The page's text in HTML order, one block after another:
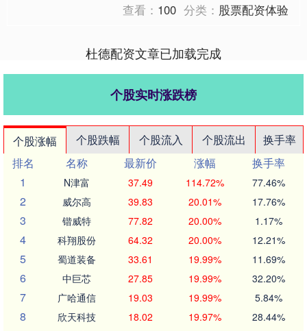
查看： 100 分类： 股票配资体验
杜德配资文章已加载完成
个股实时涨跌榜
个股涨幅 个股跌幅 个股流入 个股流出
换手率
排名
名称 最新价 涨幅
换手率
1
N津富 37.49 114.72% 77.46%
2 威尔高 39.83 20.01% 17.76%
3 锴威特 77.82 20.00% 1.17%
4 科翔股份 64.32 20.00% 12.21%
5 蜀道装备 33.61 19.99% 11.69%
6 中巨芯 27.85 19.99% 32.20%
7 广哈通信 19.03 19.99% 5.84%
8 欣天科技 18.02 19.97% 28.44%